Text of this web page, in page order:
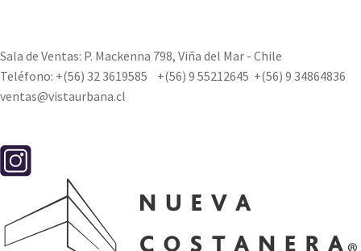
Sala de Ventas: P. Mackenna 798, Viña del Mar - Chile
Teléfono: +(56) 32 3619585 +(56) 9 55212645 +(56) 9 34864836
ventas@vistaurbana.cl